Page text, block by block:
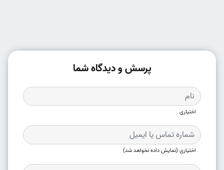
پرسش و دیدگاه شما
اختیاری
اختیاری (نمایش داده نخواهد شد)